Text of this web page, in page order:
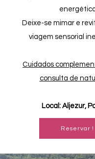
Deixe-se mimar e
viagem sensorial
Cuidados
consulta de
Local: Aljezur,
Reservar !